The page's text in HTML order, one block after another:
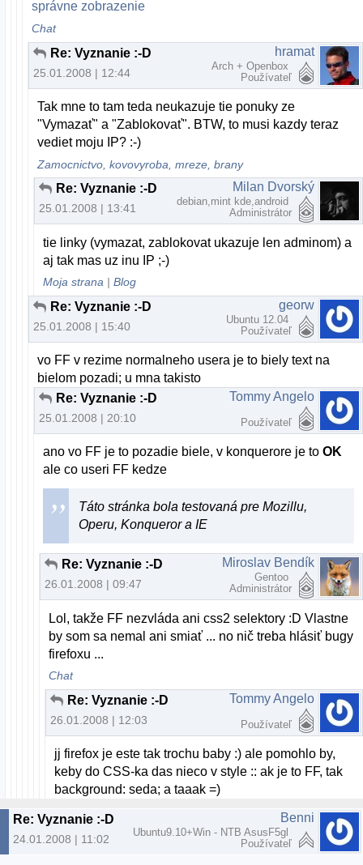
správne zobrazenie
Chat
Re: Vyznanie :-D
25.01.2008 | 12:44
hramat
Arch + Openbox
Používateľ
Tak mne to tam teda neukazuje tie ponuky ze
"Vymazať" a "Zablokovať". BTW, to musi kazdy teraz
vediet moju IP? :-)
Zamocnictvo, kovovyroba, mreze, brany
Re: Vyznanie :-D
25.01.2008 | 13:41
Milan Dvorský
debian,mint kde,android
Administrátor
tie linky (vymazat, zablokovat ukazuje len adminom) a
aj tak mas uz inu IP ;-)
Moja strana |Blog
Re: Vyznanie :-D
25.01.2008 | 15:40
georw
Ubuntu 12.04
Používateľ
vo FF v rezime normalneho usera je to biely text na
bielom pozadi; u mna takisto
Re: Vyznanie :-D
25.01.2008 | 20:10
Tommy Angelo
Používateľ
ano vo FF je to pozadie biele, v konquerore je toOK
ale co useri FF kedze
Táto stránka bola testovaná pre Mozillu,
Operu, Konqueror a IE
Re: Vyznanie :-D
26.01.2008 | 09:47
Miroslav Bendík
Gentoo
Administrátor
Lol, takže FF nezvláda ani css2 selektory :D Vlastne
by som sa nemal ani smiať ... no nič treba hlásiť bugy
firefoxu ...
Chat
Re: Vyznanie :-D
26.01.2008 | 12:03
Tommy Angelo
Používateľ
jj firefox je este tak trochu baby :) ale pomohlo by,
keby do CSS-ka das nieco v style :: ak je to FF, tak
background: seda; a taaak =)
Re: Vyznanie :-D
24.01.2008 | 11:02
Benni
Ubuntu9.10+Win - NTB AsusF5gl
Používateľ